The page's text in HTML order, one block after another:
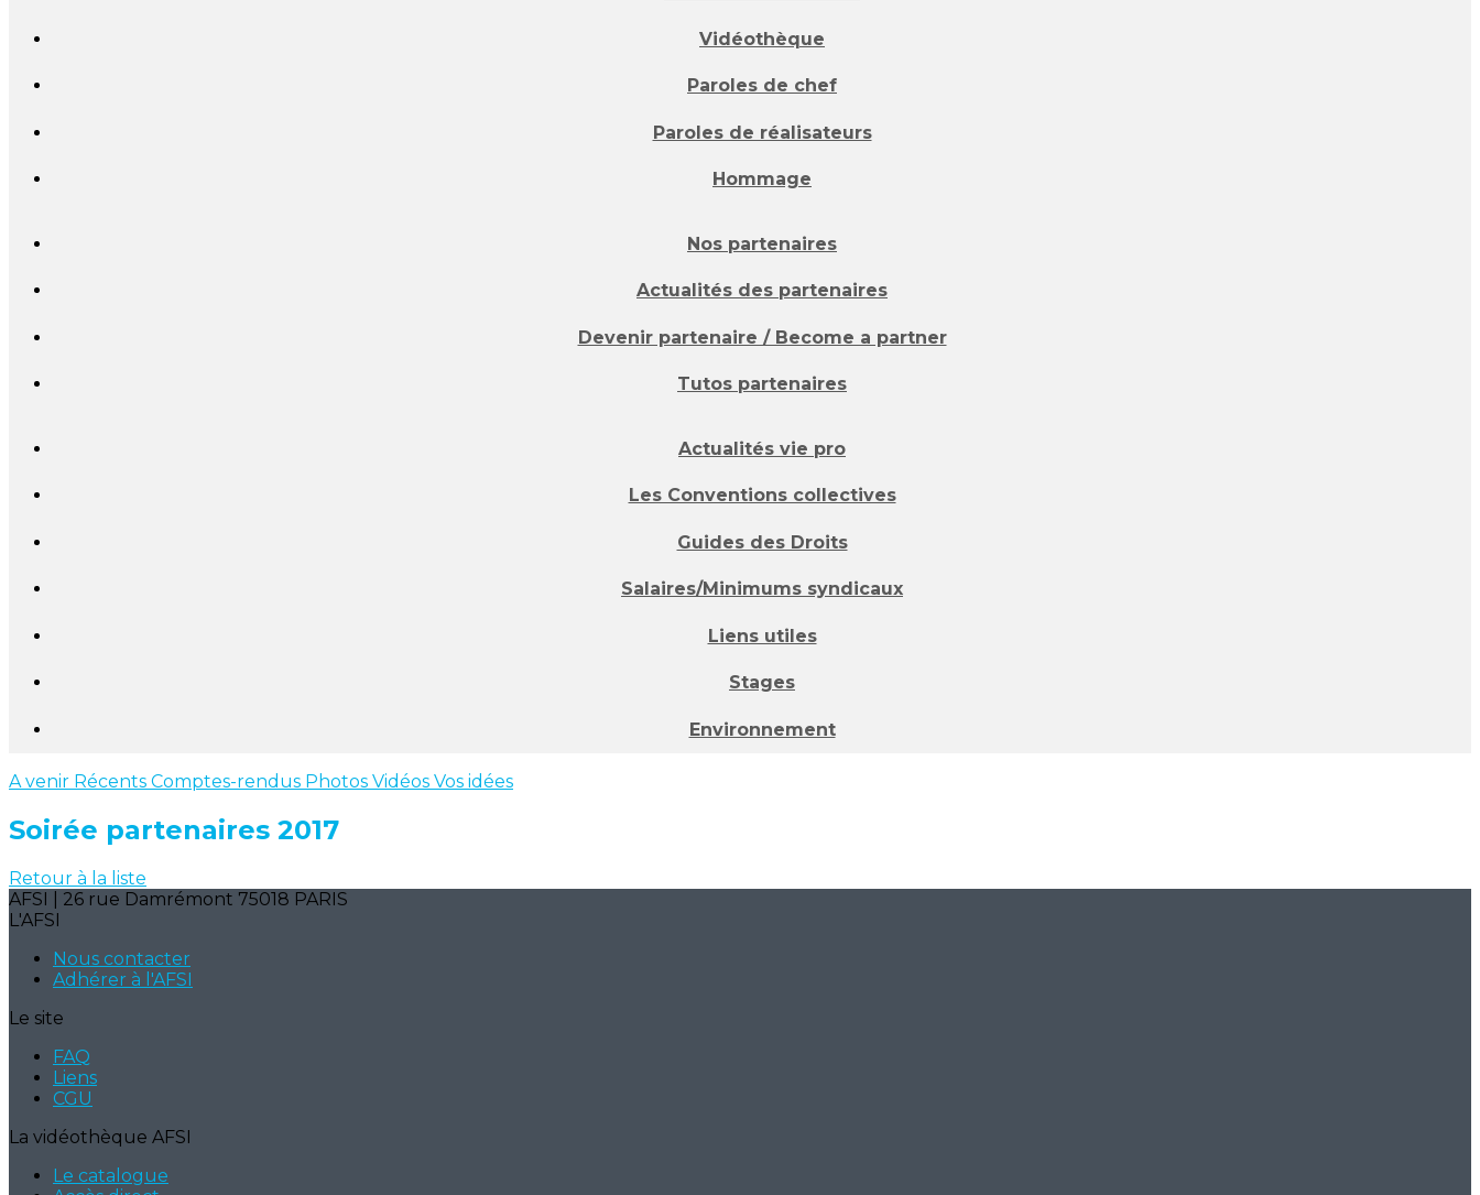
Vidéothèque
Paroles de chef
Paroles de réalisateurs
Hommage
Nos partenaires
Actualités des partenaires
Devenir partenaire / Become a partner
Tutos partenaires
Actualités vie pro
Les Conventions collectives
Guides des Droits
Salaires/Minimums syndicaux
Liens utiles
Stages
Environnement
A venir Récents Comptes-rendus Photos Vidéos Vos idées
Soirée partenaires 2017
Retour à la liste
AFSI | 26 rue Damrémont 75018 PARIS
L'AFSI
Nous contacter
Adhérer à l'AFSI
Le site
FAQ
Liens
CGU
La vidéothèque AFSI
Le catalogue